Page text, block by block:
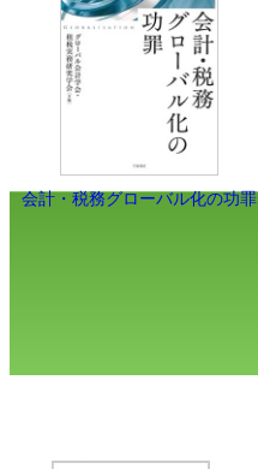
会計・税務グローバル化の功罪